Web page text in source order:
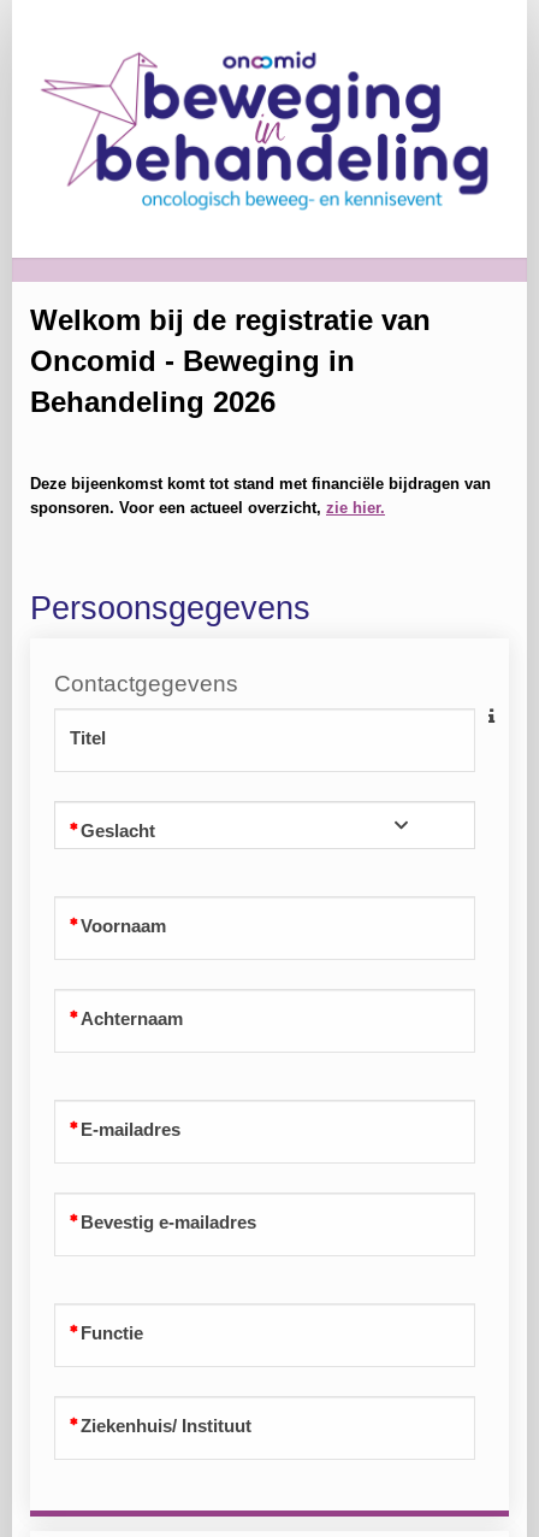
deelnemers
Welkom bij de registratie van
Oncomid - Beweging in
Behandeling 2026
Deze bijeenkomst komt tot stand met financiële bijdragen van
sponsoren. Voor een actueel overzicht, zie hier.
Persoonsgegevens
Contactgegevens
Titel
Geslacht
Voornaam
Achternaam
E-mailadres
Bevestig e-mailadres
Functie
Ziekenhuis/ Instituut